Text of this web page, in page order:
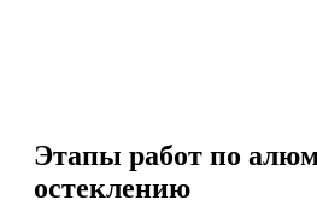
Этапы работ по
остеклению